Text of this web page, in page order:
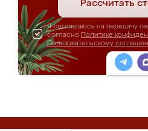
Рассчитать
Я соглашаюсь на передачу
согласно Политике
Пользовательскому